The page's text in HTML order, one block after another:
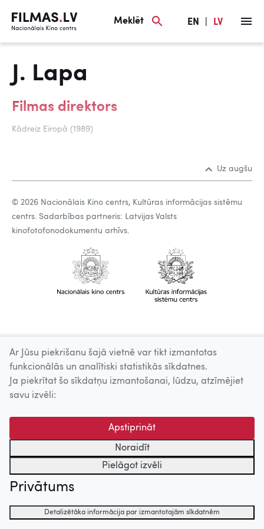
Meklēt EN LV
J. Lapa
Filmas direktors
Kādreiz Eiropā (1989)
Uz augšu
© 2026 Nacionālais Kino centrs, Kultūras informācijas sistēmu
centrs. Sadarbības partneris: Latvijas Valsts
kinofotofonodokumentu arhīvs.
Ar Jūsu piekrišanu šajā vietnē var tikt izmantotas
funkcionālās un analītiski statistikās sīkdatnes.
Ja piekrītat šo sīkdatņu izmantošanai, lūdzu, atzīmējiet
savu izvēli:
Apstiprināt
Noraidīt
Pielāgot izvēli
Privātums
Detalizētāka informācija par izmantotajām sīkdatnēm